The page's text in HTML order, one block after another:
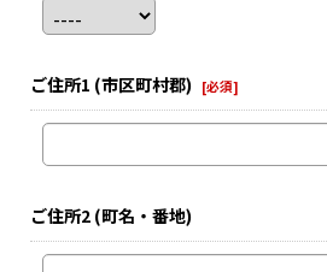
ご住所1 (市区町村郡) [必須]
ご住所2 (町名・番地)